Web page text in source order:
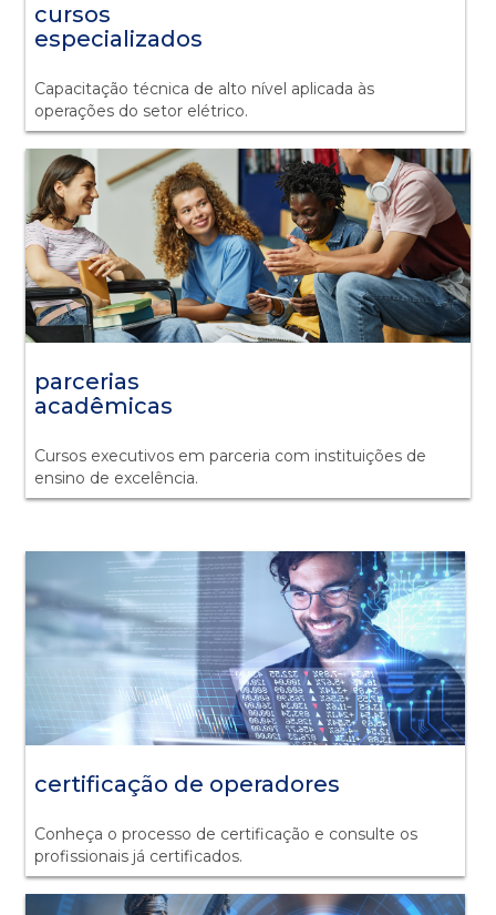
cursos
especializados
Capacitação técnica de alto nível aplicada às
operações do setor elétrico.
parcerias
acadêmicas
Cursos executivos em parceria com instituições de
ensino de excelência.
certificação de operadores
Conheça o processo de certificação e consulte os
profissionais já certificados.